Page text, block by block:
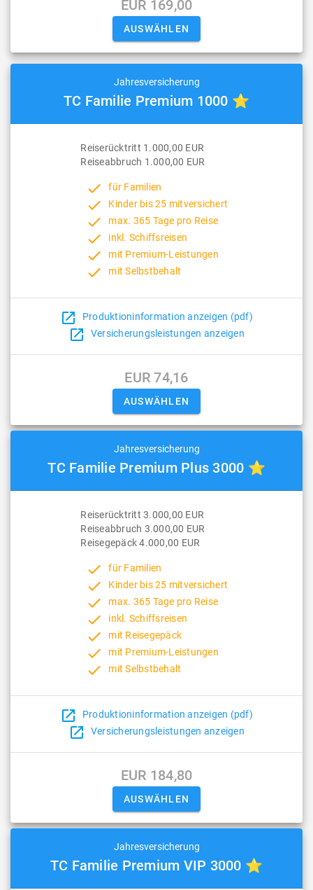
EUR 169,00
Jahresversicherung
TC Familie Premium 1000 ⭐
Reiserücktritt 1.000,00 EUR
Reiseabbruch 1.000,00 EUR
done für Familien
done Kinder bis 25 mitversichert
done max. 365 Tage pro Reise
done inkl. Schiffsreisen
done mit Premium-Leistungen
done mit Selbstbehalt
open_in_new Produktioninformation anzeigen (pdf)
open_in_new Versicherungsleistungen anzeigen
EUR 74,16
Jahresversicherung
TC Familie Premium Plus 3000 ⭐
Reiserücktritt 3.000,00 EUR
Reiseabbruch 3.000,00 EUR
Reisegepäck 4.000,00 EUR
done für Familien
done Kinder bis 25 mitversichert
done max. 365 Tage pro Reise
done inkl. Schiffsreisen
done mit Reisegepäck
done mit Premium-Leistungen
done mit Selbstbehalt
open_in_new Produktioninformation anzeigen (pdf)
open_in_new Versicherungsleistungen anzeigen
EUR 184,80
Jahresversicherung
TC Familie Premium VIP 3000 ⭐